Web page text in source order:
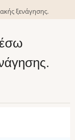
ξενάγησης.